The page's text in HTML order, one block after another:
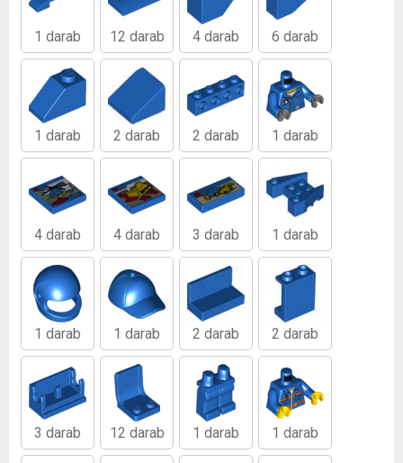
1 darab 12 darab 4 darab 6 darab
1 darab 2 darab 2 darab 1 darab
4 darab 4 darab 3 darab 1 darab
1 darab 1 darab 2 darab 2 darab
3 darab 12 darab 1 darab 1 darab